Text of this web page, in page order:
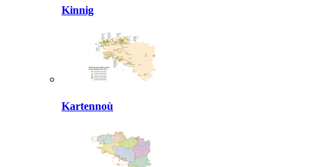
Kinnig
Kartennoù